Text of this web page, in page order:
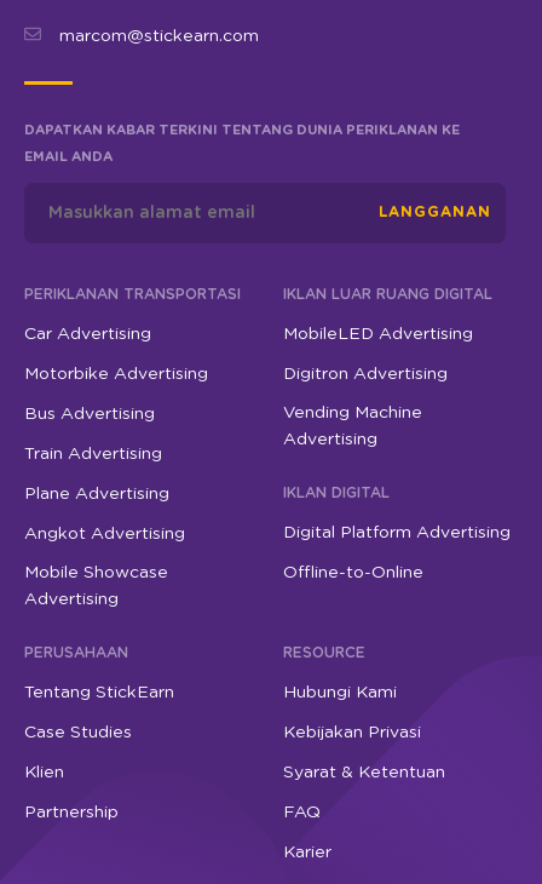
marcom@stickearn.com
DAPATKAN KABAR TERKINI TENTANG DUNIA PERIKLANAN KE
EMAIL ANDA
LANGGANAN
PERIKLANAN TRANSPORTASI
Car Advertising
Motorbike Advertising
Bus Advertising
Train Advertising
Plane Advertising
Angkot Advertising
Mobile Showcase
Advertising
IKLAN LUAR RUANG DIGITAL
MobileLED Advertising
Digitron Advertising
Vending Machine
Advertising
IKLAN DIGITAL
Digital Platform Advertising
Offline-to-Online
PERUSAHAAN
Tentang StickEarn
Case Studies
Klien
Partnership
RESOURCE
Hubungi Kami
Kebijakan Privasi
Syarat & Ketentuan
FAQ
Karier